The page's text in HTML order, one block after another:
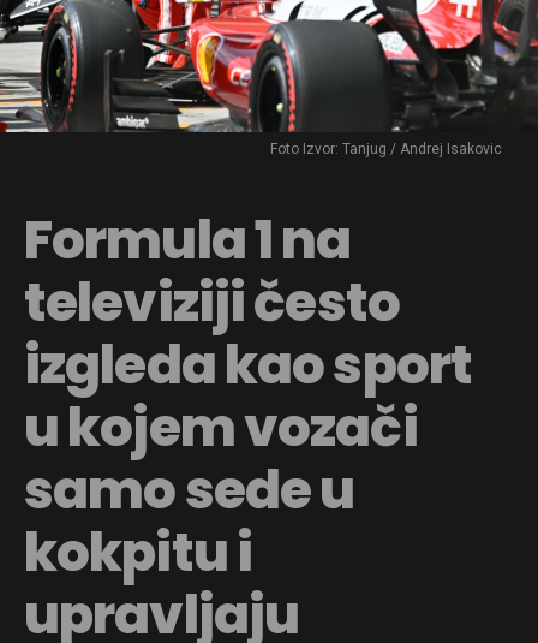
Foto Izvor: Tanjug / Andrej Isakovic
Formula 1 na
televiziji često
izgleda kao sport
u kojem vozači
samo sede u
kokpitu i
upravljaju